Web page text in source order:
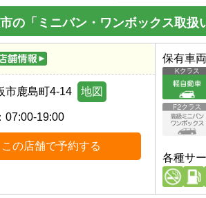
の「ミニバン・ワンボックス取
市鹿島町4-14 地図
07:00-19:00
この店舗で予約する
保有車
各種サ